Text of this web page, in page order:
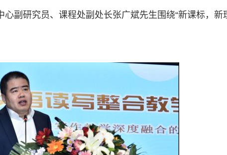
副研究员、课程处副处长张广斌先生围绕“新课标，新